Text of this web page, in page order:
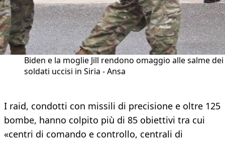
Biden e la moglie Jill rendono omaggio alle salme
soldati uccisi in Siria - Ansa
I raid, condotti con missili di precisione e oltre 125
bombe, hanno colpito più di 85 obiettivi tra cui
«centri di comando e controllo, centrali di